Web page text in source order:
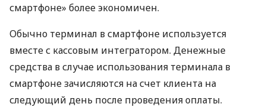
смартфоне» более экономичен.
Обычно терминал в смартфоне используется
вместе с кассовым интегратором. Денежные
средства в случае использования терминала в
смартфоне зачисляются на счет клиента на
следующий день после проведения оплаты.